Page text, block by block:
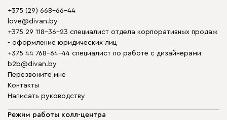
+375 (29) 668-66-44
love@divan.by
+375 29 118-36-23 специалист отдела корпоративных продаж
- оформление юридических лиц
+375 44 768-64-44 специалист по работе с дизайнерами
b2b@divan.by
Перезвоните мне
Контакты
Написать руководству
Режим работы колл-центра